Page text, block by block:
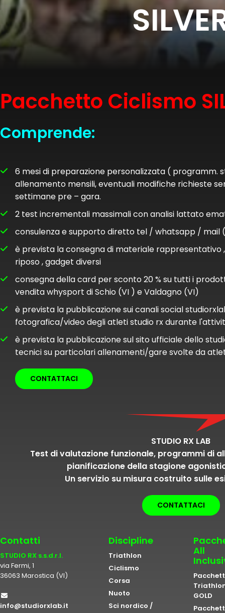
Pacchetto Ciclismo
Comprende:
6 mesi di preparazione personalizzata ( programm.
allenamento mensili, eventuali modifiche richieste
settimane pre – gara.
2 test incrementali massimali con analisi lattato
consulenza e supporto diretto tel / whatsapp / mail
è prevista la consegna di materiale rappresentativo
riposo , gadget diversi
consegna della card per sconto 20 % su tutti i
vendita whysport di Schio (VI ) e Valdagno (VI)
è prevista la pubblicazione sui canali social
fotografica/video degli atleti studio rx durante
è prevista la pubblicazione sul sito ufficiale dello
tecnici su particolari allenamenti/gare svolte da
CONTATTACI
STUDIO RX LAB
Test di valutazione funzionale, programmi di
pianificazione della stagione
Un servizio su misura costruito sulle
CONTATTACI
Contatti
STUDIO RX s.s.d.r.l.
via Fermi, 1
36063 Marostica (VI)
info@studiorxlab.it
Discipline
Triathlon
Ciclismo
Corsa
Nuoto
Sci nordico /
All
GOLD